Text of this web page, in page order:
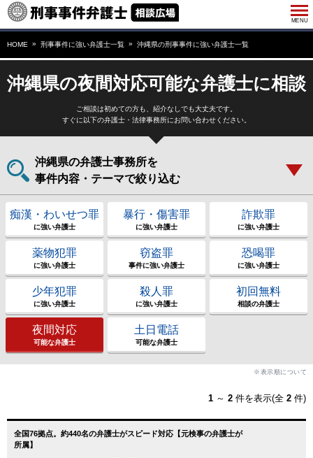
HOME 刑事事件に強い弁護士一覧 沖縄県の刑事事件に強い弁護士一覧
沖縄県の夜間対応可能な弁護士に相談
ご相談は初めての方も、紹介なしでも大丈夫です。
すぐに以下の弁護士・法律事務所にお問い合わせください。
沖縄県の弁護士事務所を
事件内容・テーマで絞り込む
痴漢・わいせつ罪
に強い弁護士
暴行・傷害罪
に強い弁護士
詐欺罪
に強い弁護士
薬物犯罪
に強い弁護士
窃盗罪
事件に強い弁護士
恐喝罪
に強い弁護士
少年犯罪
に強い弁護士
殺人罪
に強い弁護士
初回無料
相談の弁護士
夜間対応
可能な弁護士
土日電話
可能な弁護士
※表示順について
1 ～ 2 件を表示(全 2 件)
全国76拠点。約440名の弁護士がスピード対応【元検事の弁護士が
所属】